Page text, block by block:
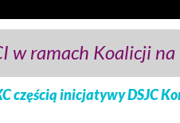
w ramach Koalicji
częścią inicjatywy DSJC